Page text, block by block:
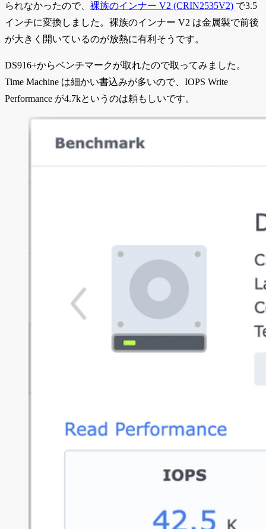
られなかったので、 裸族のインナー V2 (CRIN2535V2) で3.5
インチに変換しました。裸族のインナー V2 は金属製で前後
が大きく開いているのが放熱に有利そうです。
DS916+からベンチマークが取れたので取ってみました。
Time Machine は細かい書込みが多いので、IOPS Write
Performance が4.7kというのは頼もしいです。